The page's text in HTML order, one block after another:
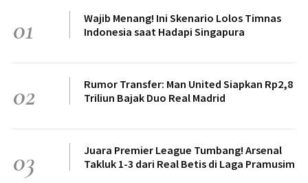
01
Wajib Menang! Ini Skenario Lolos Timnas
Indonesia saat Hadapi Singapura
02
Rumor Transfer: Man United Siapkan Rp2,8
Triliun Bajak Duo Real Madrid
03
Juara Premier League Tumbang! Arsenal
Takluk 1-3 dari Real Betis di Laga Pramusim